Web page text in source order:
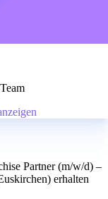
Partner (m/w/d) –
erhalten